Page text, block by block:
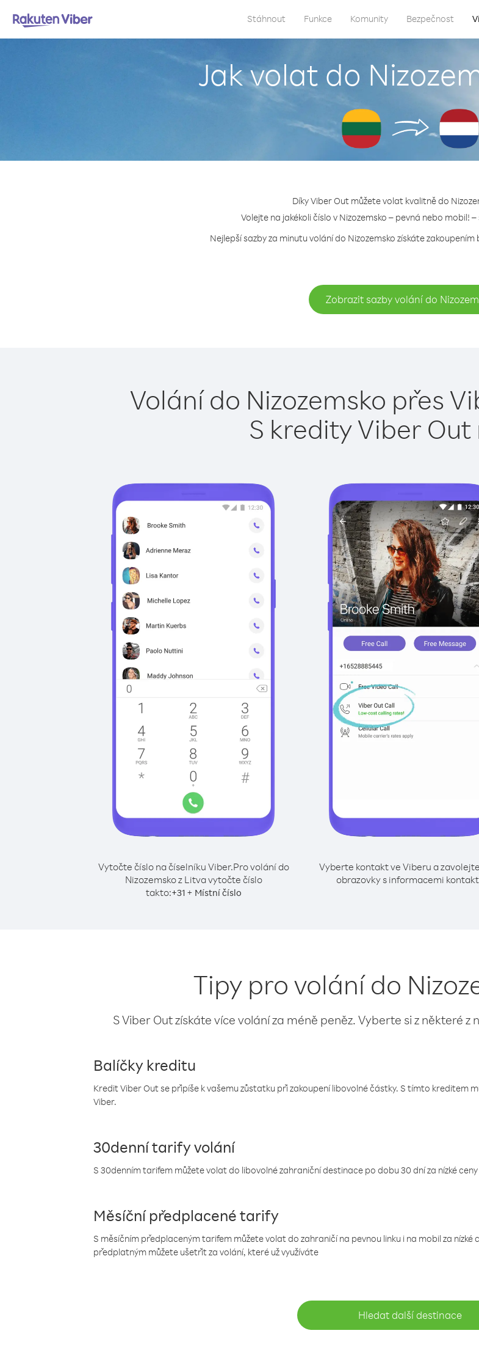
Stáhnout Funkce Komunity Bezpečnost
Jak volat do
Díky Viber Out můžete volat kvalitně do
Volejte na jakékoli číslo v Nizozemsko – pevná nebo mobil!
Nejlepší sazby za minutu volání do Nizozemsko získáte
Zobrazit sazby volání do
Volání do Nizozemsko přes
S kredity Viber Out
Vytočte číslo na číselníku Viber.Pro volání do
Nizozemsko z Litva vytočte číslo
takto:+31+ Místní číslo
Vyberte kontakt ve Viberu a
obrazovky s informacemi
Tipy pro volání do
S Viber Out získáte více volání za méně peněz. Vyberte si z některé
Balíčky kreditu
Kredit Viber Out se připíše k vašemu zůstatku při zakoupení libovolné částky. S tímto kreditem
Viber.
30denní tarify volání
S 30denním tarifem můžete volat do libovolné zahraniční destinace po dobu 30 dní za nízké ceny
Měsíční předplacené tarify
S měsíčním předplaceným tarifem můžete volat do zahraničí na pevnou linku i na mobil za
předplatným můžete ušetřit za volání, které už využíváte
Hledat další destinace